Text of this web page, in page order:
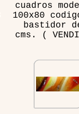
cuadros
100x80
bastidor
cms. (